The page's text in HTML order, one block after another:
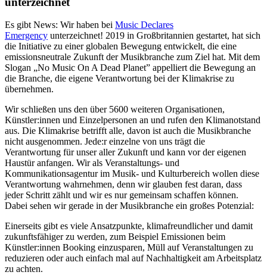
Es gibt News: Wir haben bei Music Declares
Emergency unterzeichnet! 2019 in Großbritannien gestartet, hat sich
die Initiative zu einer globalen Bewegung entwickelt, die eine
emissionsneutrale Zukunft der Musikbranche zum Ziel hat. Mit dem
Slogan „No Music On A Dead Planet” appelliert die Bewegung an
die Branche, die eigene Verantwortung bei der Klimakrise zu
übernehmen.
Wir schließen uns den über 5600 weiteren Organisationen,
Künstler:innen und Einzelpersonen an und rufen den Klimanotstand
aus. Die Klimakrise betrifft alle, davon ist auch die Musikbranche
nicht ausgenommen. Jede:r einzelne von uns trägt die
Verantwortung für unser aller Zukunft und kann vor der eigenen
Haustür anfangen. Wir als Veranstaltungs- und
Kommunikationsagentur im Musik- und Kulturbereich wollen diese
Verantwortung wahrnehmen, denn wir glauben fest daran, dass
jeder Schritt zählt und wir es nur gemeinsam schaffen können.
Dabei sehen wir gerade in der Musikbranche ein großes Potenzial:
Einerseits gibt es viele Ansatzpunkte, klimafreundlicher und damit
zukunftsfähiger zu werden, zum Beispiel Emissionen beim
Künstler:innen Booking einzusparen, Müll auf Veranstaltungen zu
reduzieren oder auch einfach mal auf Nachhaltigkeit am Arbeitsplatz
zu achten.